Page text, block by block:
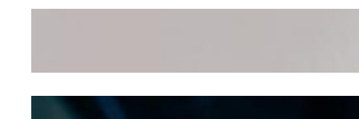
Wanita Pamer Pakaian
Kepribadian